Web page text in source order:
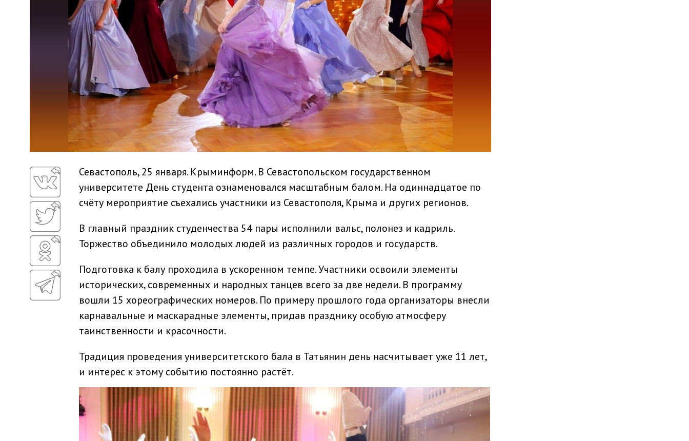
Севастополь, 25 января. Крыминформ. В Севастопольском государственном
университете День студента ознаменовался масштабным балом. На одиннадцатое по
счёту мероприятие съехались участники из Севастополя, Крыма и других регионов.
В главный праздник студенчества 54 пары исполнили вальс, полонез и кадриль.
Торжество объединило молодых людей из различных городов и государств.
Подготовка к балу проходила в ускоренном темпе. Участники освоили элементы
исторических, современных и народных танцев всего за две недели. В программу
вошли 15 хореографических номеров. По примеру прошлого года организаторы внесли
карнавальные и маскарадные элементы, придав празднику особую атмосферу
таинственности и красочности.
Традиция проведения университетского бала в Татьянин день насчитывает уже 11 лет,
и интерес к этому событию постоянно растёт.